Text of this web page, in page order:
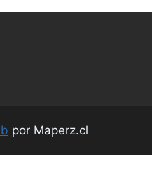
por Maperz.cl